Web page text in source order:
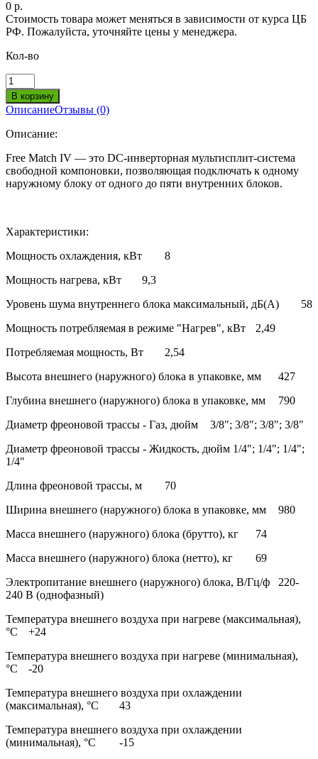
0 р.
Стоимость товара может меняться в зависимости от курса ЦБ
РФ. Пожалуйста, уточняйте цены у менеджера.
Кол-во
ОписаниеОтзывы (0)
Описание:
Free Match IV — это DC-инверторная мультисплит-система
свободной компоновки, позволяющая подключать к одному
наружному блоку от одного до пяти внутренних блоков.
Характеристики:
Мощность охлаждения, кВт
8
Мощность нагрева, кВт
9,3
Уровень шума внутреннего блока максимальный, дБ(А)
58
Мощность потребляемая в режиме "Нагрев", кВт
2,49
Потребляемая мощность, Вт
2,54
Высота внешнего (наружного) блока в упаковке, мм
427
Глубина внешнего (наружного) блока в упаковке, мм
790
Диаметр фреоновой трассы - Газ, дюйм
3/8"; 3/8"; 3/8"; 3/8"
Диаметр фреоновой трассы - Жидкость, дюйм 1/4"; 1/4"; 1/4";
1/4"
Длина фреоновой трассы, м
70
Ширина внешнего (наружного) блока в упаковке, мм
980
Масса внешнего (наружного) блока (брутто), кг
74
Масса внешнего (наружного) блока (нетто), кг
69
Электропитание внешнего (наружного) блока, В/Гц/ф
220-
240 В (однофазный)
Температура внешнего воздуха при нагреве (максимальная),
°С
+24
Температура внешнего воздуха при нагреве (минимальная),
°С
-20
Температура внешнего воздуха при охлаждении
(максимальная), °С
43
Температура внешнего воздуха при охлаждении
(минимальная), °С
-15